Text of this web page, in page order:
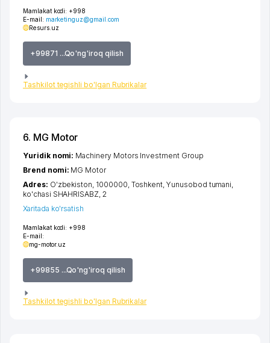
Mamlakat kodi: +998
E-mail: marketinguz@gmail.com
Resurs.uz
+99871 ...Qo'ng'iroq qilish
Tashkilot tegishli bo'lgan Rubrikalar
6. MG Motor
Mamlakat kodi: +998
E-mail:
mg-motor.uz
+99855 ...Qo'ng'iroq qilish
Tashkilot tegishli bo'lgan Rubrikalar
Yuridik nomi: Machinery Motors Investment Group
Brend nomi: MG Motor
Adres: O'zbekiston, 1000000, Toshkent,Yunusobod tumani,
ko'chasi SHAHRISABZ, 2
Xaritada ko'rsatish